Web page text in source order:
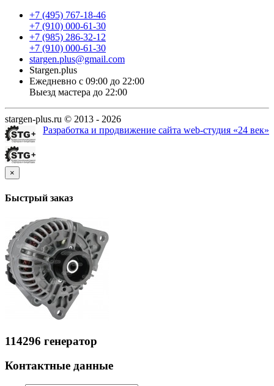
+7 (495) 767-18-46
+7 (910) 000-61-30
+7 (985) 286-32-12
+7 (910) 000-61-30
stargen.plus@gmail.com
Stargen.plus
Ежедневно с 09:00 до 22:00
Выезд мастера до 22:00
stargen-plus.ru © 2013 - 2026
Разработка и продвижение сайта web-студия «24 век»
×
Быстрый заказ
114296 генератор
Контактные данные